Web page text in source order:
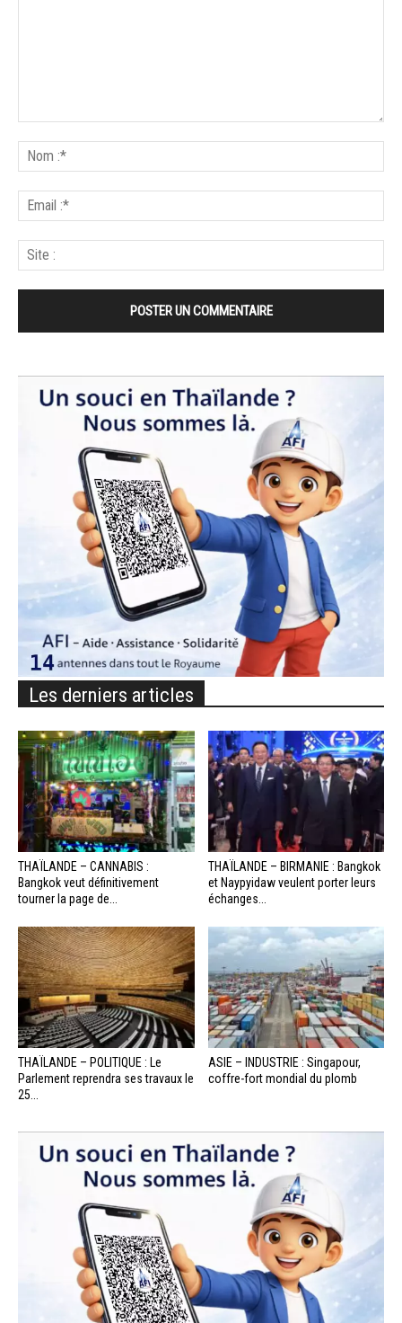
Les derniers articles
THAÏLANDE – CANNABIS :
Bangkok veut définitivement
tourner la page de...
THAÏLANDE – BIRMANIE : Bangkok
et Naypyidaw veulent porter leurs
échanges...
THAÏLANDE – POLITIQUE : Le
Parlement reprendra ses travaux le
25...
ASIE – INDUSTRIE : Singapour,
coffre-fort mondial du plomb